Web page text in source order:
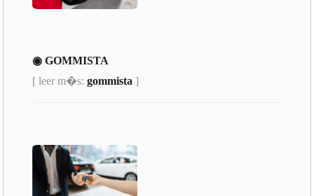
◉ GOMMISTA
[ leer m�s:gommista ]